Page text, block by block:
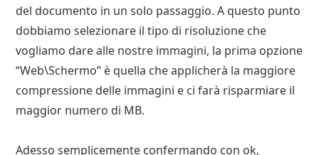
del documento in un solo passaggio. A questo punto
dobbiamo selezionare il tipo di risoluzione che
vogliamo dare alle nostre immagini, la prima opzione
“Web\Schermo” è quella che applicherà la maggiore
compressione delle immagini e ci farà risparmiare il
maggior numero di MB.
Adesso semplicemente confermando con ok,